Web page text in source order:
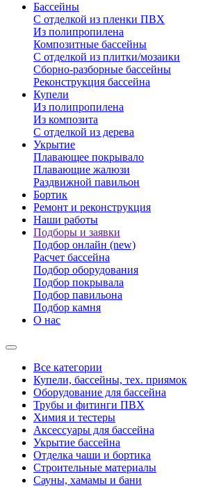
Бассейны
С отделкой из пленки ПВХ
Из полипропилена
Композитные бассейны
С отделкой из плитки/мозаики
Сборно-разборные бассейны
Реконструкция бассейна
Купели
Из полипропилена
Из композита
С отделкой из дерева
Укрытие
Плавающее покрывало
Плавающие жалюзи
Раздвижной павильон
Бортик
Ремонт и реконструкция
Наши работы
Подборы и заявки
Подбор онлайн (new)
Расчет бассейна
Подбор оборудования
Подбор покрывала
Подбор павильона
Подбор камня
О нас
Все категории
Купели, бассейны, тех. приямок
Оборудование для бассейна
Трубы и фитинги ПВХ
Химия и тестеры
Аксессуары для бассейна
Укрытие бассейна
Отделка чаши и бортика
Строительные материалы
Сауны, хамамы и бани